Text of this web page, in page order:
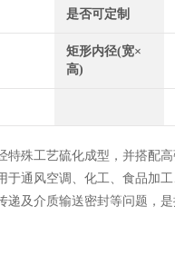
是否可定制
矩形内径(宽×
高)
特殊工艺硫化成型，并搭配
通风空调、化工、食品加
及介质输送密封等问题，